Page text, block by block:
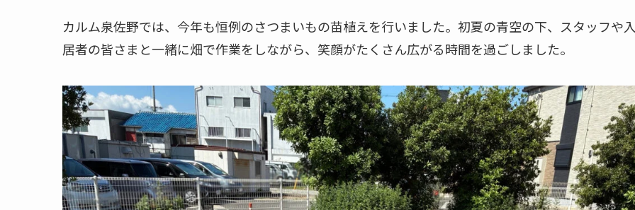
カルム泉佐野では、今年も恒例のさつまいもの苗植えを行いました。初夏の青空の下、スタッフや入
居者の皆さまと一緒に畑で作業をしながら、笑顔がたくさん広がる時間を過ごしました。